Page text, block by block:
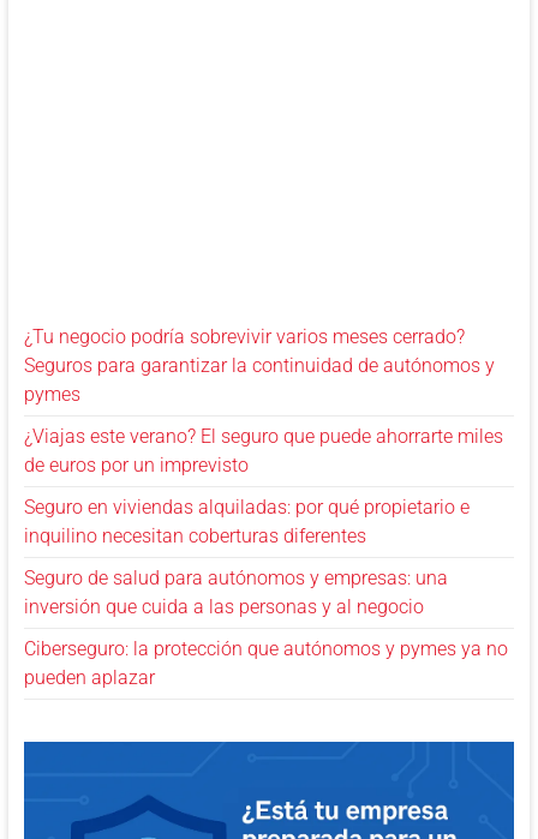
¿Tu negocio podría sobrevivir varios meses cerrado?
Seguros para garantizar la continuidad de autónomos y
pymes
¿Viajas este verano? El seguro que puede ahorrarte miles
de euros por un imprevisto
Seguro en viviendas alquiladas: por qué propietario e
inquilino necesitan coberturas diferentes
Seguro de salud para autónomos y empresas: una
inversión que cuida a las personas y al negocio
Ciberseguro: la protección que autónomos y pymes ya no
pueden aplazar